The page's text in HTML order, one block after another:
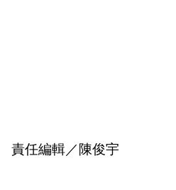
責任編輯／陳俊宇